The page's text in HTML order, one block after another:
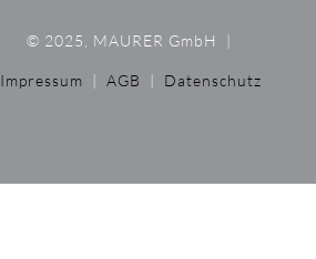
© 2025, MAURER GmbH |
Impressum | AGB | Datenschutz